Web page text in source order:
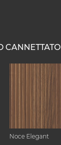
CANNETTATO
Noce Elegant